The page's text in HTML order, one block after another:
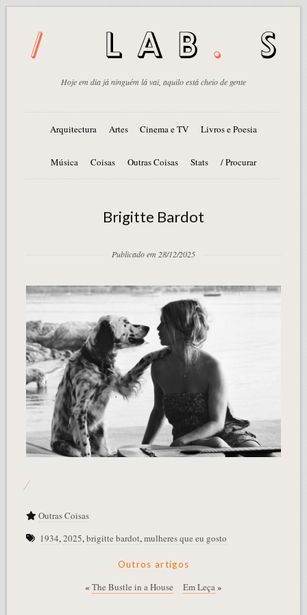
Hoje em dia já ninguém lá vai, aquilo está cheio de gente
Arquitectura Artes Cinema e TV Livros e Poesia
Música Coisas Outras Coisas Stats / Procurar
Brigitte Bardot
Publicado em 28/12/2025
Outras Coisas
1934,2025,brigitte bardot,mulheres que eu gosto
Outros artigos
« The Bustle in a House Em Leça»